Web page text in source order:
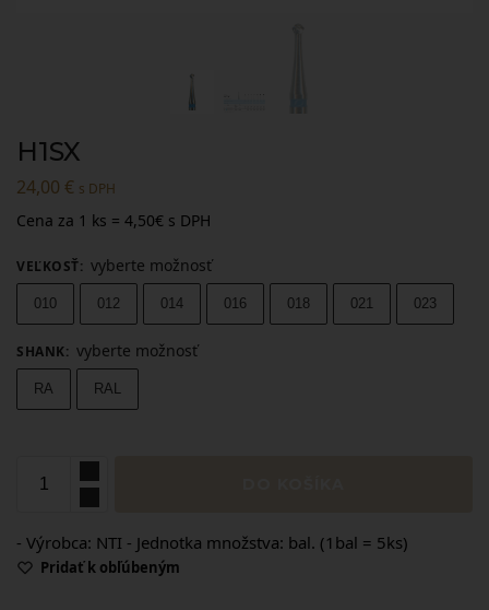
H1SX
24,00 € s DPH
Cena za 1 ks = 4,50€ s DPH
VEĽKOSŤ: vyberte možnosť
010 012 014 016 018 021 023
SHANK: vyberte možnosť
RA RAL
- Výrobca: NTI - Jednotka množstva: bal. (1bal = 5ks)
Pridať k obľúbeným